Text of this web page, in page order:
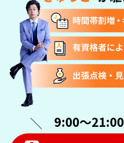
9:00〜21:00